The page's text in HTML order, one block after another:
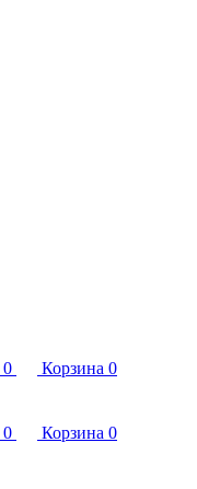
0 Корзина 0
0 Корзина 0